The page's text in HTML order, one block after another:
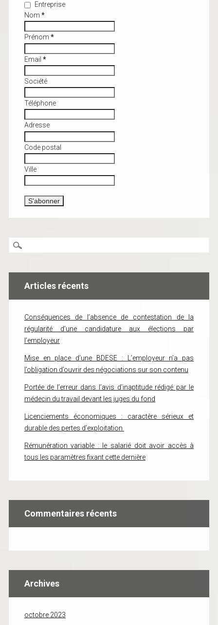
Entreprise
Nom *
Prénom *
Email *
Société
Téléphone
Adresse
Code postal
Ville
Articles récents
Conséquences de l’absence de contestation de la
régularité d’une candidature aux élections par
l’employeur
Mise en place d’une BDESE : L’employeur n’a pas
l’obligation d’ouvrir des négociations sur son contenu
Portée de l’erreur dans l’avis d’inaptitude rédigé par le
médecin du travail devant les juges du fond
Licenciements économiques : caractère sérieux et
durable des pertes d’exploitation
Rémunération variable : le salarié doit avoir accès à
tous les paramètres fixant cette dernière
Commentaires récents
Archives
octobre 2023